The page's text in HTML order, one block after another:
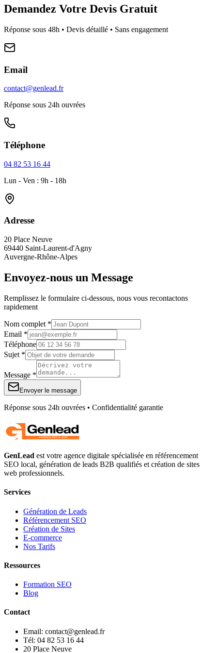
Demandez Votre Devis Gratuit
Réponse sous 48h • Devis détaillé • Sans engagement
Email
contact@genlead.fr
Réponse sous 24h ouvrées
Téléphone
04 82 53 16 44
Lun - Ven : 9h - 18h
Adresse
20 Place Neuve
69440 Saint-Laurent-d'Agny
Auvergne-Rhône-Alpes
Envoyez-nous un Message
Remplissez le formulaire ci-dessous, nous vous recontactons
rapidement
Nom complet *
Email *
Téléphone
Sujet *
Message *
Envoyer le message
Réponse sous 24h ouvrées • Confidentialité garantie
GenLead est votre agence digitale spécialisée en référencement
SEO local, génération de leads B2B qualifiés et création de sites
web professionnels.
Services
Génération de Leads
Référencement SEO
Création de Sites
E-commerce
Nos Tarifs
Ressources
Formation SEO
Blog
Contact
Email: contact@genlead.fr
Tél: 04 82 53 16 44
20 Place Neuve